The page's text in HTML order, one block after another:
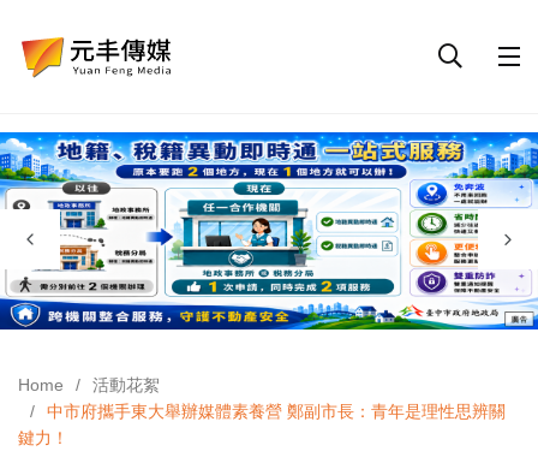
Home
活動花絮
中市府攜手東大舉辦媒體素養營 鄭副市長：青年是理性思辨關
鍵力！